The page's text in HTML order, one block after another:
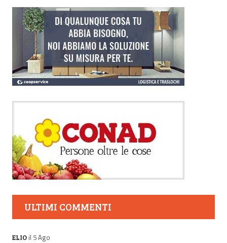
ULTIMI COMMENTI
ELIO il 5 Ago